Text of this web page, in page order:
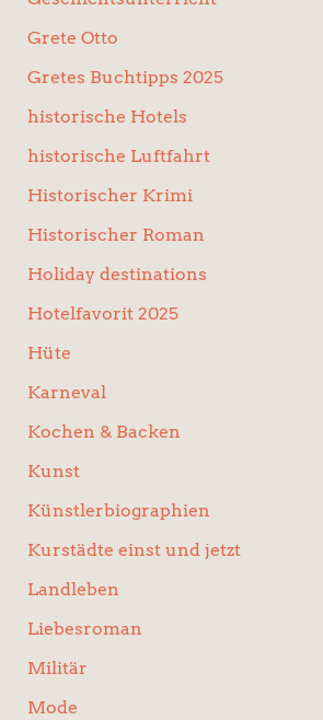
Grete Otto
Gretes Buchtipps 2025
historische Hotels
historische Luftfahrt
Historischer Krimi
Historischer Roman
Holiday destinations
Hotelfavorit 2025
Hüte
Karneval
Kochen & Backen
Kunst
Künstlerbiographien
Kurstädte einst und jetzt
Landleben
Liebesroman
Militär
Mode